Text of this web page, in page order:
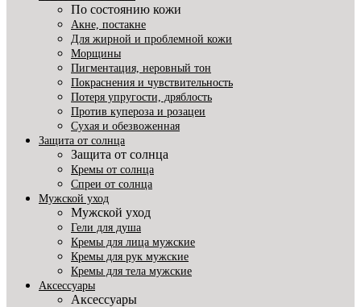
По состоянию кожи
Акне, постакне
Для жирной и проблемной кожи
Морщины
Пигментация, неровный тон
Покраснения и чувствительность
Потеря упругости, дряблость
Против купероза и розацеи
Сухая и обезвоженная
Защита от солнца
Защита от солнца
Кремы от солнца
Спреи от солнца
Мужской уход
Мужской уход
Гели для душа
Кремы для лица мужские
Кремы для рук мужские
Кремы для тела мужские
Аксессуары
Аксессуары